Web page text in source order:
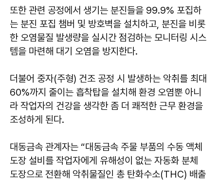
또한 관련 공정에서 생기는 분진들을 99.9% 포집하
는 분진 포집 챔버 및 방호벽을 설치하고, 분진을 비롯
한 오염물질 발생량을 실시간 점검하는 모니터링 시스
템을 마련해 대기 오염을 방지한다.
더불어 중자(주형) 건조 공정 시 발생하는 악취를 최대
60%까지 줄이는 흡착탑을 설치해 환경 오염뿐 아니
라 작업자의 건강을 생각한 좀 더 쾌적한 근무 환경을
조성하게 된다.
대동금속 관계자는 “대동금속 주물 부품의 수동 액체
도장 설비를 작업자에게 유해성이 없는 자동화 분체
도장으로 전환해 악취물질인 총 탄화수소(THC) 배출